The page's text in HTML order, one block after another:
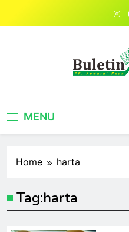
MENU
Home harta
Tag:harta